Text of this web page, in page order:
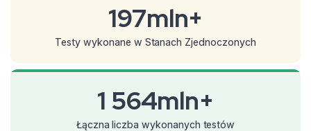
197mln+
Testy wykonane w Stanach Zjednoczonych
1 564mln+
Łączna liczba wykonanych testów